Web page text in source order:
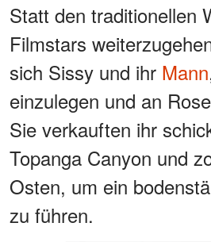
Statt den traditionellen
Filmstars
sich Sissy und ihr Mann
einzulegen und an
Sie verkauften ihr
Topanga Canyon und
Osten, um ein
zu führen.